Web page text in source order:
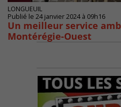
LONGUEUIL
Publié le 24 janvier 2024 à 09h16
Un meilleur service
Montérégie-Ouest